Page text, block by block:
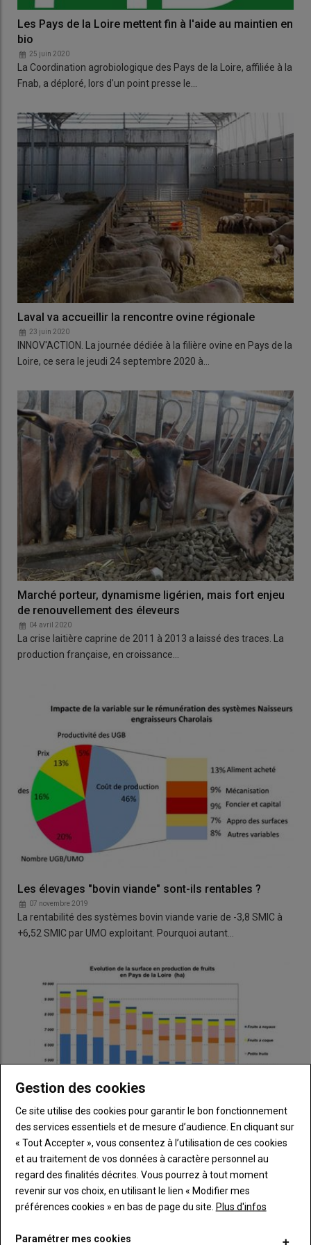
Les Pays de la Loire mettent fin à l'aide au maintien en
bio
25 juin 2020
La Coordination agrobiologique des Pays de la Loire, affiliée à la
Fnab, a déploré, lors d'un point presse le…
Laval va accueillir la rencontre ovine régionale
23 juin 2020
INNOV'ACTION. La journée dédiée à la filière ovine en Pays de la
Loire, ce sera le jeudi 24 septembre 2020 à…
Marché porteur, dynamisme ligérien, mais fort enjeu
de renouvellement des éleveurs
04 avril 2020
La crise laitière caprine de 2011 à 2013 a laissé des traces. La
production française, en croissance…
Les élevages "bovin viande" sont-ils rentables ?
07 novembre 2019
La rentabilité des systèmes bovin viande varie de -3,8 SMIC à
+6,52 SMIC par UMO exploitant. Pourquoi autant…
La production fruitière en Pays de la Loire
Cinquième région française de production fruitière (tous fruits
confondus), la région des Pays de la Loire…
Gestion des cookies
Ce site utilise des cookies pour garantir le bon fonctionnement
des services essentiels et de mesure d’audience. En cliquant sur
« Tout Accepter », vous consentez à l’utilisation de ces cookies
et au traitement de vos données à caractère personnel au
regard des finalités décrites. Vous pourrez à tout moment
revenir sur vos choix, en utilisant le lien « Modifier mes
préférences cookies » en bas de page du site. Plus d'infos
Paramétrer mes cookies